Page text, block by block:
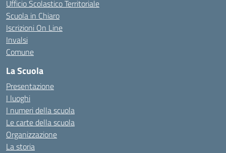
Ufficio Scolastico Territoriale
Scuola in Chiaro
Iscrizioni On Line
Invalsi
Comune
La Scuola
Presentazione
I luoghi
I numeri della scuola
Le carte della scuola
Organizzazione
La storia